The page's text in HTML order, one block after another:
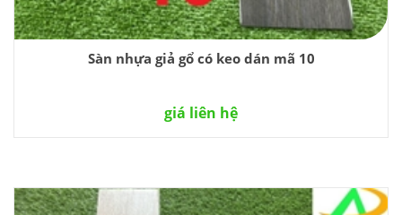
Sàn nhựa giả gổ có keo dán mã 10
giá liên hệ